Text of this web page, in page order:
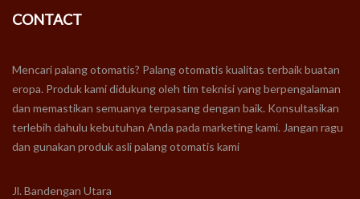
CONTACT
Mencari palang otomatis? Palang otomatis kualitas terbaik buatan
eropa. Produk kami didukung oleh tim teknisi yang berpengalaman
dan memastikan semuanya terpasang dengan baik. Konsultasikan
terlebih dahulu kebutuhan Anda pada marketing kami. Jangan ragu
dan gunakan produk asli palang otomatis kami
Jl. Bandengan Utara